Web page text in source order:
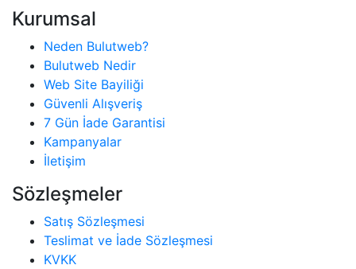
Kurumsal
Neden Bulutweb?
Bulutweb Nedir
Web Site Bayiliği
Güvenli Alışveriş
7 Gün İade Garantisi
Kampanyalar
İletişim
Sözleşmeler
Satış Sözleşmesi
Teslimat ve İade Sözleşmesi
KVKK